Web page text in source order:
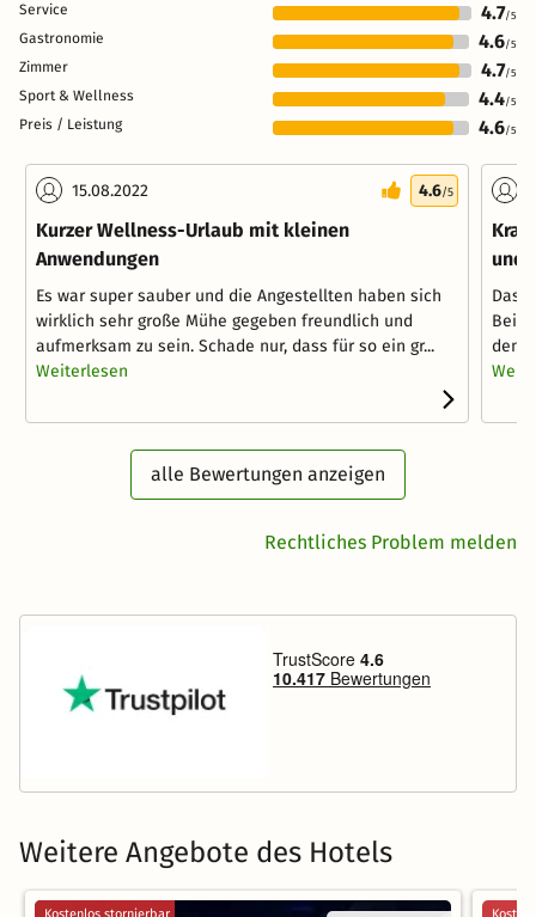
Service 4.7/5
Gastronomie 4.6/5
Zimmer 4.7/5
Sport & Wellness 4.4/5
Preis / Leistung 4.6/5
15.08.2022 4.6/5
Kurzer Wellness-Urlaub mit kleinen
Anwendungen
Es war super sauber und die Angestellten haben sich
wirklich sehr große Mühe gegeben freundlich und
aufmerksam zu sein. Schade nur, dass für so ein gr...
Weiterlesen
und
Das
Bei
alle Bewertungen anzeigen
Rechtliches Problem melden
Weitere Angebote des Hotels
Kostenlos stornierbar